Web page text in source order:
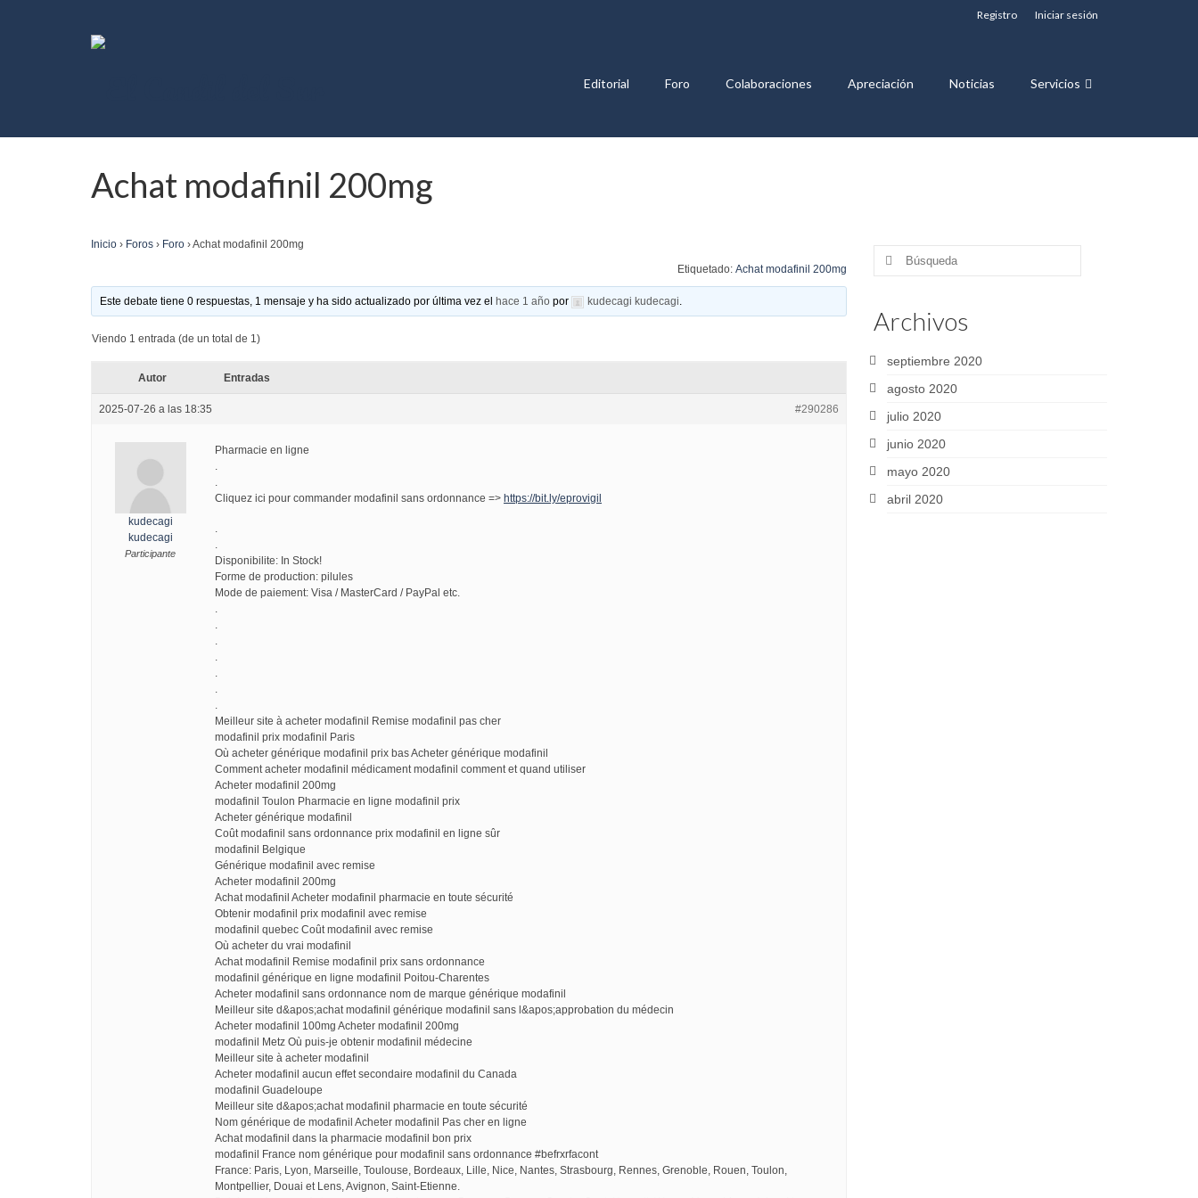
Registro Iniciar sesión
Editorial Foro Colaboraciones Apreciación Noticias Servicios
Achat modafinil 200mg
Inicio › Foros › Foro ›Achat modafinil 200mg
Etiquetado: Achat modafinil 200mg
Este debate tiene 0 respuestas, 1 mensaje y ha sido actualizado por última vez el hace 1 año por kudecagi kudecagi.
Viendo 1 entrada (de un total de 1)
Autor Entradas
2025-07-26 a las 18:35 #290286
kudecagi
kudecagi
Participante
Pharmacie en ligne
.
.
Cliquez ici pour commander modafinil sans ordonnance => https://bit.ly/eprovigil
.
.
Disponibilite: In Stock!
Forme de production: pilules
Mode de paiement: Visa / MasterCard / PayPal etc.
.
.
.
.
.
.
.
Meilleur site à acheter modafinil Remise modafinil pas cher
modafinil prix modafinil Paris
Où acheter générique modafinil prix bas Acheter générique modafinil
Comment acheter modafinil médicament modafinil comment et quand utiliser
Acheter modafinil 200mg
modafinil Toulon Pharmacie en ligne modafinil prix
Acheter générique modafinil
Coût modafinil sans ordonnance prix modafinil en ligne sûr
modafinil Belgique
Générique modafinil avec remise
Acheter modafinil 200mg
Achat modafinil Acheter modafinil pharmacie en toute sécurité
Obtenir modafinil prix modafinil avec remise
modafinil quebec Coût modafinil avec remise
Où acheter du vrai modafinil
Achat modafinil Remise modafinil prix sans ordonnance
modafinil générique en ligne modafinil Poitou-Charentes
Acheter modafinil sans ordonnance nom de marque générique modafinil
Meilleur site d&apos;achat modafinil générique modafinil sans l&apos;approbation du médecin
Acheter modafinil 100mg Acheter modafinil 200mg
modafinil Metz Où puis-je obtenir modafinil médecine
Meilleur site à acheter modafinil
Acheter modafinil aucun effet secondaire modafinil du Canada
modafinil Guadeloupe
Meilleur site d&apos;achat modafinil pharmacie en toute sécurité
Nom générique de modafinil Acheter modafinil Pas cher en ligne
Achat modafinil dans la pharmacie modafinil bon prix
modafinil France nom générique pour modafinil sans ordonnance #befrxrfacont
France: Paris, Lyon, Marseille, Toulouse, Bordeaux, Lille, Nice, Nantes, Strasbourg, Rennes, Grenoble, Rouen, Toulon,
Montpellier, Douai et Lens, Avignon, Saint-Etienne.
Buscar
Archivos
septiembre 2020
agosto 2020
julio 2020
junio 2020
mayo 2020
abril 2020